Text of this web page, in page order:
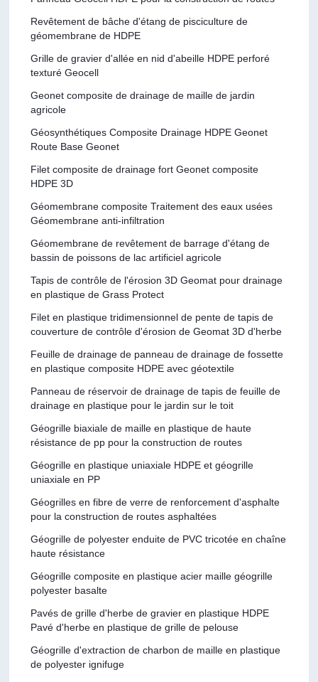
Revêtement de bâche d'étang de pisciculture de
géomembrane de HDPE
Grille de gravier d'allée en nid d'abeille HDPE perforé
texturé Geocell
Geonet composite de drainage de maille de jardin
agricole
Géosynthétiques Composite Drainage HDPE Geonet
Route Base Geonet
Filet composite de drainage fort Geonet composite
HDPE 3D
Géomembrane composite Traitement des eaux usées
Géomembrane anti-infiltration
Géomembrane de revêtement de barrage d'étang de
bassin de poissons de lac artificiel agricole
Tapis de contrôle de l'érosion 3D Geomat pour drainage
en plastique de Grass Protect
Filet en plastique tridimensionnel de pente de tapis de
couverture de contrôle d'érosion de Geomat 3D d'herbe
Feuille de drainage de panneau de drainage de fossette
en plastique composite HDPE avec géotextile
Panneau de réservoir de drainage de tapis de feuille de
drainage en plastique pour le jardin sur le toit
Géogrille biaxiale de maille en plastique de haute
résistance de pp pour la construction de routes
Géogrille en plastique uniaxiale HDPE et géogrille
uniaxiale en PP
Géogrilles en fibre de verre de renforcement d'asphalte
pour la construction de routes asphaltées
Géogrille de polyester enduite de PVC tricotée en chaîne
haute résistance
Géogrille composite en plastique acier maille géogrille
polyester basalte
Pavés de grille d'herbe de gravier en plastique HDPE
Pavé d'herbe en plastique de grille de pelouse
Géogrille d'extraction de charbon de maille en plastique
de polyester ignifuge